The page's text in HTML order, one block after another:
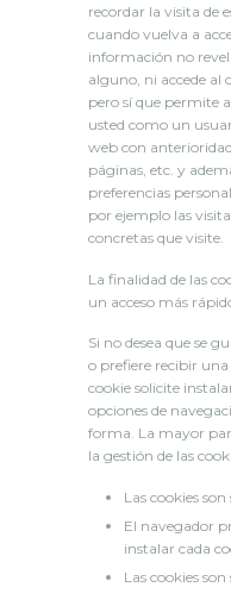
recordar la visita de
cuando vuelva a
información no
alguno, ni accede al
pero sí que permite
usted como un
web con
páginas, etc. y
preferencias
por ejemplo las
concretas que visite.
La finalidad de las
un acceso más
Si no desea que se
o prefiere recibir
cookie solicite
opciones de
forma. La mayor
la gestión de las
Las cookies
El navegador
instalar cada
Las cookies